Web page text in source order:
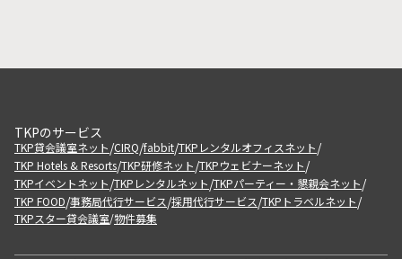
TKPのサービス
TKP貸会議室ネット/CIRQ/fabbit/TKPレンタルオフィスネット/
TKP Hotels & Resorts/TKP研修ネット/TKPウェビナーネット/
TKPイベントネット/TKPレンタルネット/TKPパーティー・懇親会ネット/
TKP FOOD/事務局代行サービス/採用代行サービス/TKPトラベルネット/
TKPスター貸会議室/物件募集